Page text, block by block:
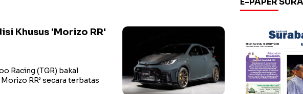
Khusus 'Morizo RR'
Racing (TGR) bakal
RR’ secara terbatas